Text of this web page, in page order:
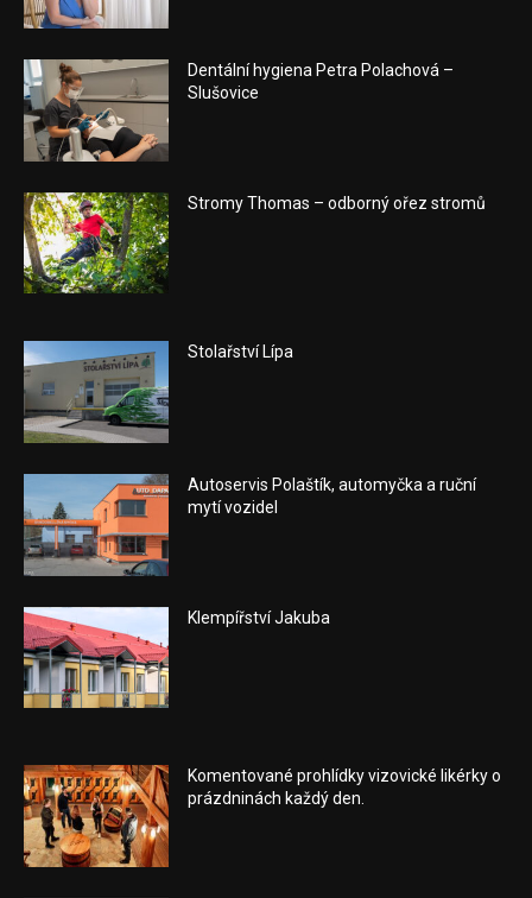
Dentální hygiena Petra Polachová –
Slušovice
Stromy Thomas – odborný ořez stromů
Stolařství Lípa
Autoservis Polaštík, automyčka a ruční
mytí vozidel
Klempířství Jakuba
Komentované prohlídky vizovické likérky o
prázdninách každý den.